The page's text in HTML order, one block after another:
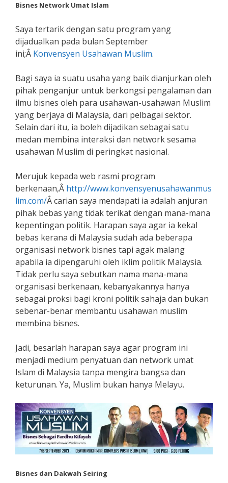
Bisnes Network Umat Islam
Saya tertarik dengan satu program yang
dijadualkan pada bulan September
ini;Â Konvensyen Usahawan Muslim.
Bagi saya ia suatu usaha yang baik dianjurkan oleh
pihak penganjur untuk berkongsi pengalaman dan
ilmu bisnes oleh para usahawan-usahawan Muslim
yang berjaya di Malaysia, dari pelbagai sektor.
Selain dari itu, ia boleh dijadikan sebagai satu
medan membina interaksi dan network sesama
usahawan Muslim di peringkat nasional.
Merujuk kepada web rasmi program
berkenaan,Â http://www.konvensyenusahawanmus
lim.com/Â carian saya mendapati ia adalah anjuran
pihak bebas yang tidak terikat dengan mana-mana
kepentingan politik. Harapan saya agar ia kekal
bebas kerana di Malaysia sudah ada beberapa
organisasi network bisnes tapi agak malang
apabila ia dipengaruhi oleh iklim politik Malaysia.
Tidak perlu saya sebutkan nama mana-mana
organisasi berkenaan, kebanyakannya hanya
sebagai proksi bagi kroni politik sahaja dan bukan
sebenar-benar membantu usahawan muslim
membina bisnes.
Jadi, besarlah harapan saya agar program ini
menjadi medium penyatuan dan network umat
Islam di Malaysia tanpa mengira bangsa dan
keturunan. Ya, Muslim bukan hanya Melayu.
Bisnes dan Dakwah Seiring